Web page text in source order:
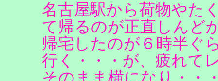
名古屋駅から荷物やた
て帰るのが正直しんど
帰宅したのが６時半ぐ
行く・・・が、疲れて